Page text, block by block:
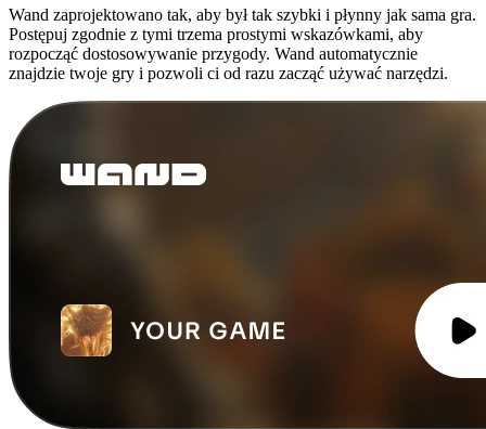
Wand zaprojektowano tak, aby był tak szybki i płynny jak sama gra.
Postępuj zgodnie z tymi trzema prostymi wskazówkami, aby
rozpocząć dostosowywanie przygody. Wand automatycznie
znajdzie twoje gry i pozwoli ci od razu zacząć używać narzędzi.